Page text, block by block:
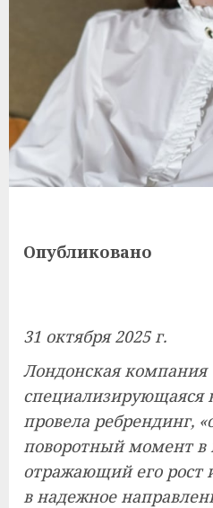
Опубликовано
31 октября 2025 г.
Лондонская компания
специализирующаяся
провела ребрендинг,
поворотный момент в
отражающий его рост
в надежное